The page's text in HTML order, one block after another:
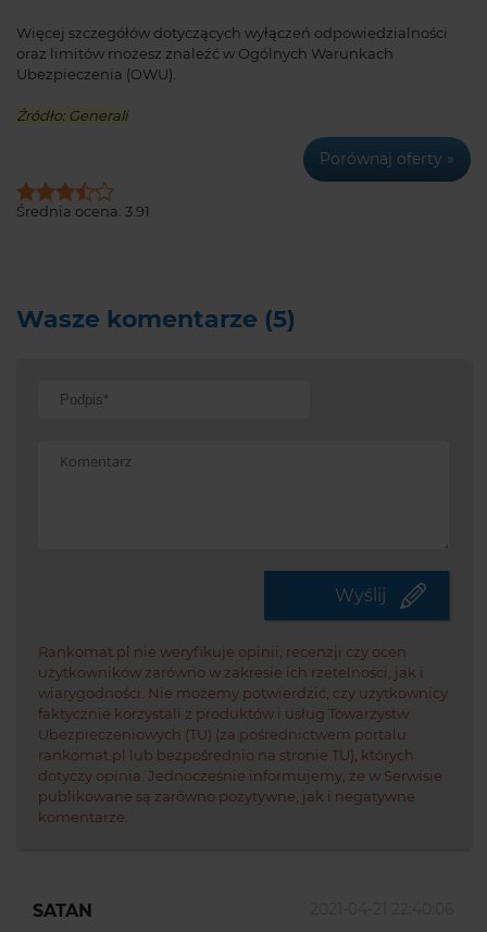
Więcej szczegółów dotyczących wyłączeń odpowiedzialności
oraz limitów możesz znaleźć w Ogólnych Warunkach
Ubezpieczenia (OWU).
Źródło: Generali
Porównaj oferty »
Średnia ocena: 3.91
Wasze komentarze (5)
Wyślij
Rankomat.pl nie weryfikuje opinii, recenzji czy ocen
użytkowników zarówno w zakresie ich rzetelności, jak i
wiarygodności. Nie możemy potwierdzić, czy użytkownicy
faktycznie korzystali z produktów i usług Towarzystw
Ubezpieczeniowych (TU) (za pośrednictwem portalu
rankomat.pl lub bezpośrednio na stronie TU), których
dotyczy opinia. Jednocześnie informujemy, że w Serwisie
publikowane są zarówno pozytywne, jak i negatywne
komentarze.
SATAN